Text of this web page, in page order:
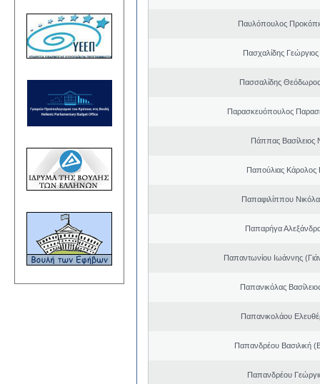
Παυλόπουλος
Πασχαλίδης
Πασσαλίδης
Παρασκευόπουλος
Πάππας Βασίλειος
Παπούλιας Κάρολος
Παπαφιλίππου
Παπαρήγα
Παπαντωνίου Ιωάννης
Παπανικόλας
Παπανικολάου
Παπανδρέου Βασιλική
Παπανδρέου